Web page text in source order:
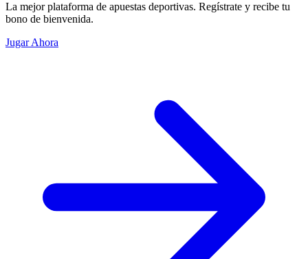
La mejor plataforma de apuestas deportivas. Regístrate y recibe tu
bono de bienvenida.
Jugar Ahora